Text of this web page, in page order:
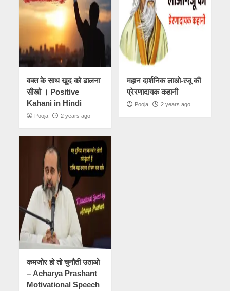
वक्त के साथ खुद को ढालना
सीखो । Positive
Kahani in Hindi
Pooja 2 years ago
महान दार्शनिक लाओ-त्जू की
प्रेरणादायक कहानी
Pooja 2 years ago
कमजोर हो तो चुनौती उठाओ
– Acharya Prashant
Motivational Speech